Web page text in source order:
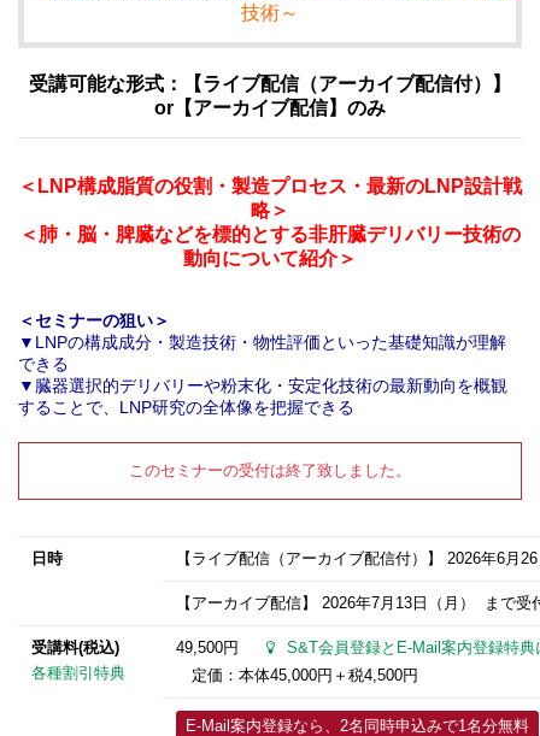
技術～
受講可能な形式：【ライブ配信（アーカイブ配信付）
】
or【アーカイブ配信】のみ
＜LNP構成脂質の役割・製造プロセス・最新のLNP設計戦
略＞
＜肺・脳・脾臓などを標的とする非肝臓デリバリー技術の
動向について紹介＞
＜セミナーの狙い＞
▼LNPの構成成分・製造技術・物性評価といった基礎知識が理解
できる
▼臓器選択的デリバリーや粉末化・安定化技術の最新動向を概観
することで、LNP研究の全体像を把握できる
このセミナーの受付は終了致しました。
日時 【ライブ配信（アーカイブ配信付）】 2026年6月26
【アーカイブ配信】 2026年7月13日 （月） まで受
受講料(税込)
各種割引特典
49,500円
S&T会員登録とE-Mail案内登録特典
定価：本体45,000円＋税4,500円
E-Mail案内登録なら、2名同時申込みで1名分無料